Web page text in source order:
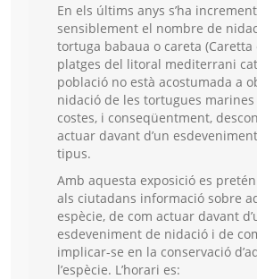
En els últims anys s’ha
sensiblement el nombre de
tortuga babaua o careta (Caretta
platges del litoral mediterrani
població no està acostumada a
nidació de les tortugues
costes, i conseqüentment,
actuar davant d’un
tipus.
Amb aquesta exposició es
als ciutadans informació sobre
espècie, de com actuar davant
esdeveniment de nidació i de
implicar-se en la conservació
l’espècie. L’horari es: